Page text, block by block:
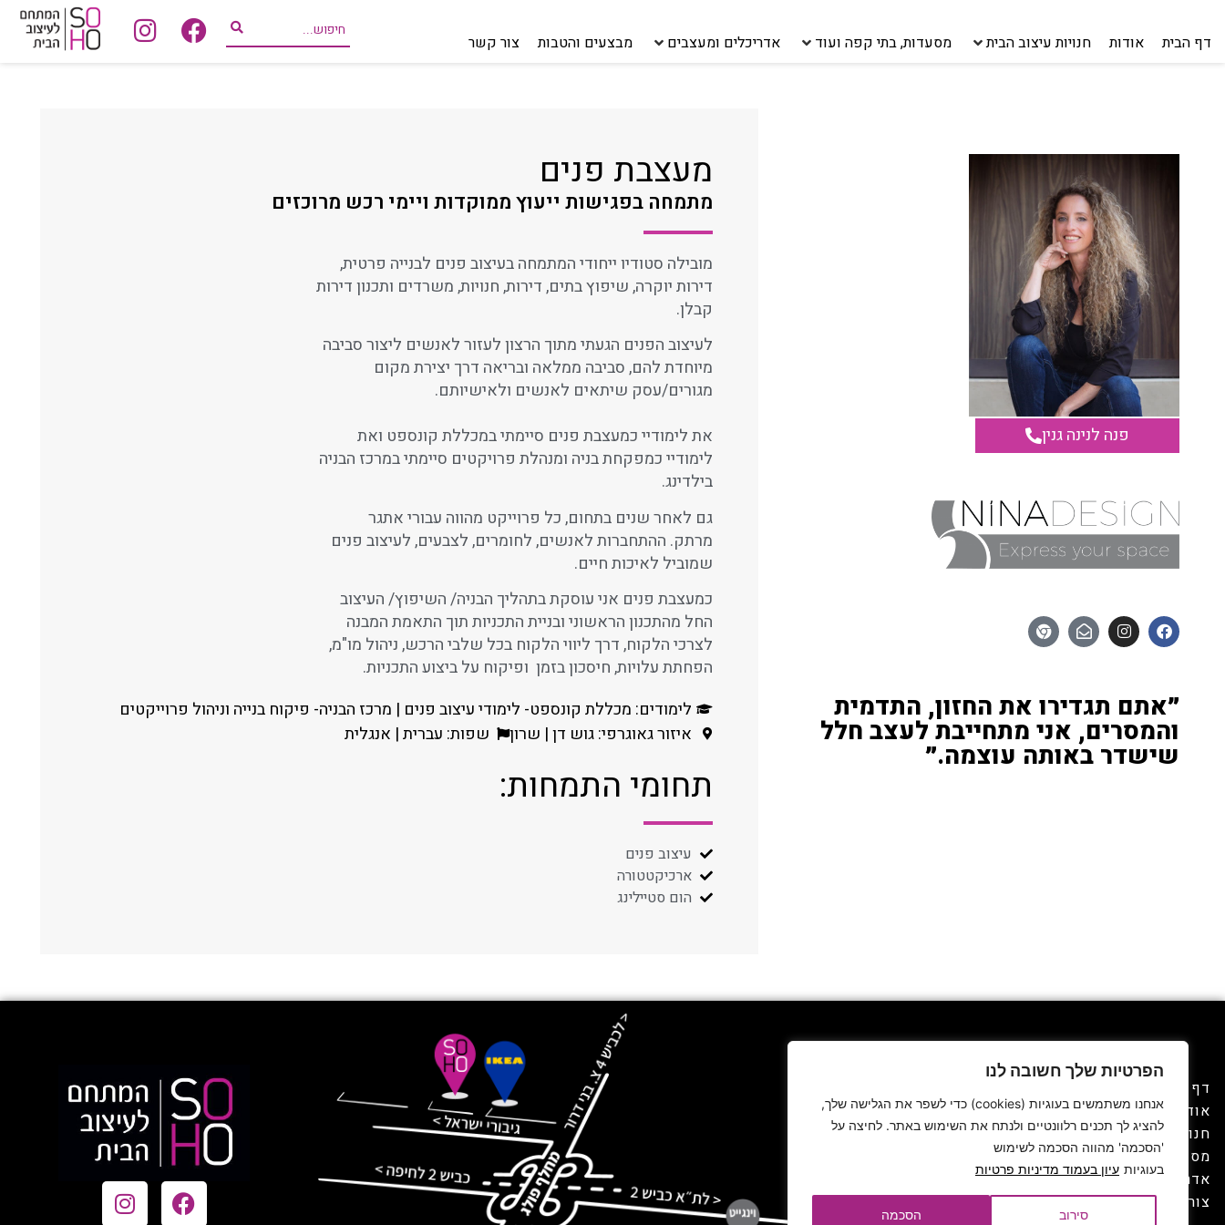
הפרטיות שלך חשובה לנו
אנחנו משתמשים בעוגיות (cookies) כדי לשפר את הגלישה שלך,
להציג לך תכנים רלוונטיים ולנתח את השימוש באתר. לחיצה על
'הסכמה' מהווה הסכמה לשימוש
בעוגיות עיון בעמוד מדיניות פרטיות
סירוב הסכמה
דף הבית אודות חנויות עיצוב הבית מסעדות, בתי קפה ועוד אדריכלים ומעצבים מבצעים והטבות צור קשר
פנה לנינה גנין
״אתם תגדירו את החזון, התדמית
והמסרים, אני מתחייבת לעצב חלל
שישדר באותה עוצמה.״
מעצבת פנים
מתמחה בפגישות ייעוץ ממוקדות ויימי רכש מרוכזים
מובילה סטודיו ייחודי המתמחה בעיצוב פנים לבנייה פרטית,
דירות יוקרה, שיפוץ בתים, דירות, חנויות, משרדים ותכנון דירות
קבלן.
לעיצוב הפנים הגעתי מתוך הרצון לעזור לאנשים ליצור סביבה
מיוחדת להם, סביבה ממלאה ובריאה דרך יצירת מקום
מגורים/עסק שיתאים לאנשים ולאישיותם.
את לימודיי כמעצבת פנים סיימתי במכללת קונספט ואת
לימודיי כמפקחת בניה ומנהלת פרויקטים סיימתי במרכז הבניה
בילדינג.
גם לאחר שנים בתחום, כל פרוייקט מהווה עבורי אתגר
מרתק. ההתחברות לאנשים, לחומרים, לצבעים, לעיצוב פנים
שמוביל לאיכות חיים.
כמעצבת פנים אני עוסקת בתהליך הבניה/ השיפוץ/ העיצוב
החל מהתכנון הראשוני ובניית התכניות תוך התאמת המבנה
לצרכי הלקוח, דרך ליווי הלקוח בכל שלבי הרכש, ניהול מו"מ,
הפחתת עלויות, חיסכון בזמן ופיקוח על ביצוע התכניות.
לימודים: מכללת קונספט- לימודי עיצוב פנים | מרכז הבניה- פיקוח בנייה וניהול פרוייקטים
איזור גאוגרפי: גוש דן | שרון
שפות: עברית | אנגלית
תחומי התמחות:
עיצוב פנים
ארכיקטטורה
הום סטיילינג
דף הבית
אודות
חנויות עיצוב הבית
מסעדות ובתי קפה
אדריכלים ומעצבים
צור קשר
SOHO פולג, המתחם לעיצוב הבית,
מציע חווייה טרנדית ומעוררת השראה
של עיצוב ובילוי. כל מה שצריך לבית
במקום אחד, מזמין ומעורר השראה.
הצהרת נגישות